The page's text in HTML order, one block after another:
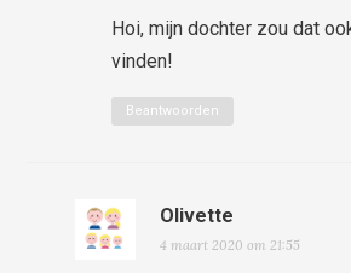
Hoi, mijn dochter zou dat
vinden!
Beantwoorden
Olivette
4 maart 2020 om 21:55